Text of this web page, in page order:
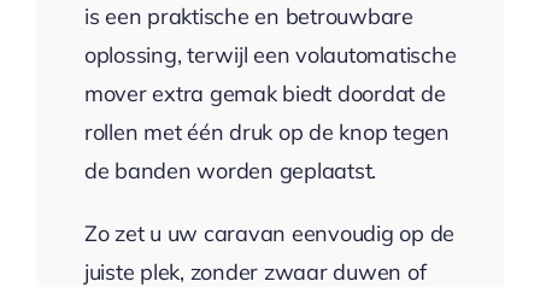
is een praktische en betrouwbare
oplossing, terwijl een volautomatische
mover extra gemak biedt doordat de
rollen met één druk op de knop tegen
de banden worden geplaatst.
Zo zet u uw caravan eenvoudig op de
juiste plek, zonder zwaar duwen of